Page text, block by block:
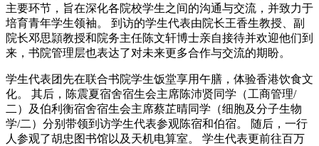
主要环节，旨在深化各院校学生之间的沟通与交流，并致力于
培育青年学生领袖。 到访的学生代表由院长王香生教授、副
院长邓思頴教授和院务主任陈文轩博士亲自接待并欢迎他们到
来，书院管理层也表达了对未来更多合作与交流的期盼。
学生代表团先在联合书院学生饭堂享用午膳，体验香港饮食文
化。 其后，陈震夏宿舍宿生会主席陈沛贤同学（工商管理/
二）及伯利衡宿舍宿生会主席蔡芷晴同学（细胞及分子生物
学/二）分别带领到访学生代表参观陈宿和伯宿。 随后，一行
人参观了胡忠图书馆以及天机电算室。 学生代表更前往百万